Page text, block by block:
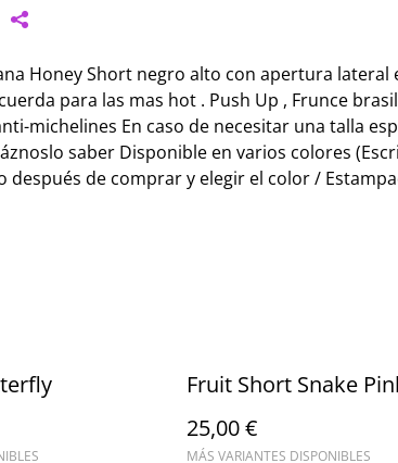
Honey Short negro alto con apertura lateral
para las mas hot . Push Up , Frunce
michelines En caso de necesitar una talla
saber Disponible en varios colores
después de comprar y elegir el color /
Fruit Short Snake
25,00 €
MÁS VARIANTES DISPONIBLES